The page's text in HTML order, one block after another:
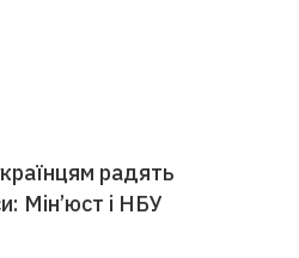
радять
Мін’юст і НБУ